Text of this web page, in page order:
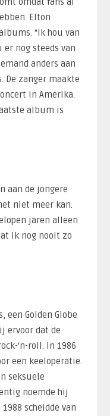
Elton
“Ik hou van
nog steeds van
anders aan
De zanger maakte
in Amerika.
album is
aan de jongere
niet meer kan.
jaren alleen
ik nog nooit zo
een Golden Globe
ervoor dat de
‘n-roll. In 1986
een keeloperatie.
seksuele
noemde hij
scheidde van